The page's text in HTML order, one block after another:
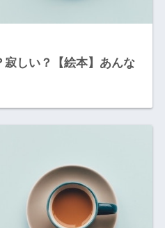
しい？【絵本】あんな